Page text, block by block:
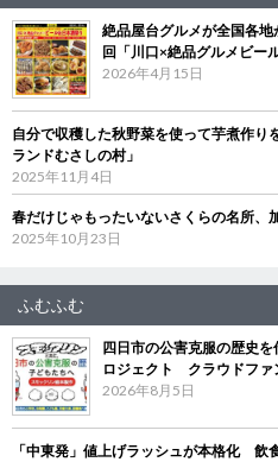
絶品屋台グルメが全国各
回「川口×絶品グルメビー
2026年4月15日
自分で収穫した秋野菜を使って芋煮作
ランドむさしの村」
2025年11月4日
春だけじゃもったいないさくらの名所、
2025年10月23日
ふむふむ
四日市の公害克服の歴史
ロジェクト クラウドファ
2026年8月5日
「中東発」値上げラッシュが本格化 飲